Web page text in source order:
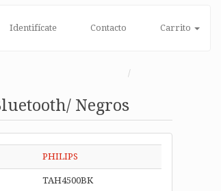
Identifícate Contacto Carrito
Negros
PHILIPS
TAH4500BK